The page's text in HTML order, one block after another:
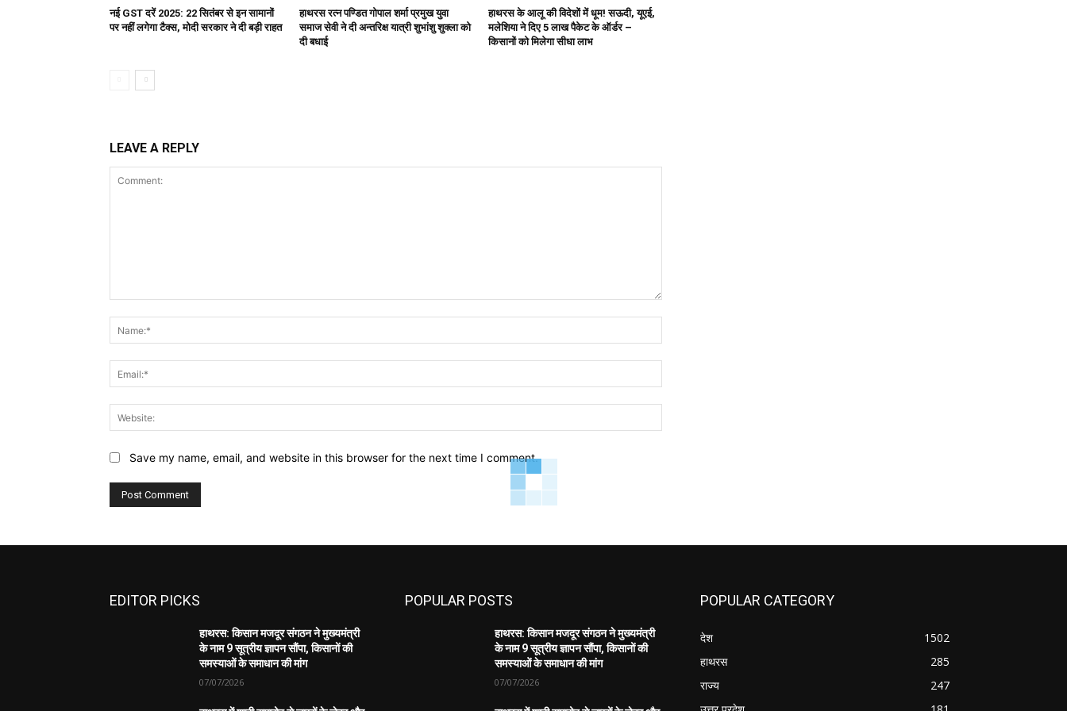
नई GST दरें 2025: 22 सितंबर से इन सामानों
पर नहीं लगेगा टैक्स, मोदी सरकार ने दी बड़ी राहत
हाथरस रत्न पण्डित गोपाल शर्मा प्रमुख युवा
समाज सेवी ने दी अन्तरिक्ष यात्री शुभांशु शुक्ला को
दी बधाई
हाथरस के आलू की विदेशों में धूम! सऊदी, यूएई,
मलेशिया ने दिए 5 लाख पैकेट के ऑर्डर –
किसानों को मिलेगा सीधा लाभ
LEAVE A REPLY
Save my name, email, and website in this browser for the next time I comment.
EDITOR PICKS
हाथरस: किसान मजदूर संगठन ने मुख्यमंत्री
के नाम 9 सूत्रीय ज्ञापन सौंपा, किसानों की
समस्याओं के समाधान की मांग
07/07/2026
POPULAR POSTS
हाथरस: किसान मजदूर संगठन ने मुख्यमंत्री
के नाम 9 सूत्रीय ज्ञापन सौंपा, किसानों की
समस्याओं के समाधान की मांग
07/07/2026
POPULAR CATEGORY
देश
1502
हाथरस
285
राज्य
247